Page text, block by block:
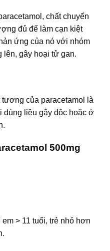
chất chuyển
đủ để làm cạn kiệt
ứng của nó với nhóm
lên, gây hoại tử gan.
của paracetamol là
dùng liều gây độc hoặc ở
500mg
> 11 tuổi, trẻ nhỏ hơn